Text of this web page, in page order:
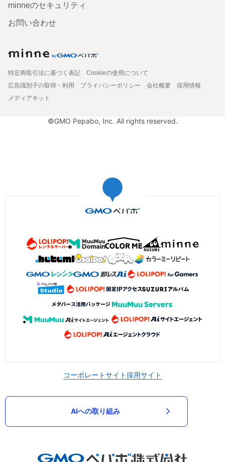
minneのセキュリティ
お問い合わせ
特定商取引法に基づく表記
Cookieの使用について
広告識別子の取得・利用
プライバシーポリシー 会社概要
採用情報
メディアキット
©GMO Pepabo, Inc. All rights reserved.
コーポレートサイト採用サイト
AIへの取り組み